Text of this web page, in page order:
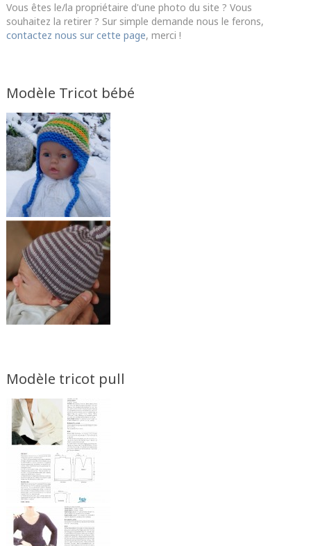
Vous êtes le/la propriétaire d'une photo du site ? Vous
souhaitez la retirer ? Sur simple demande nous le ferons,
contactez nous sur cette page, merci !
Modèle Tricot bébé
Modèle tricot pull